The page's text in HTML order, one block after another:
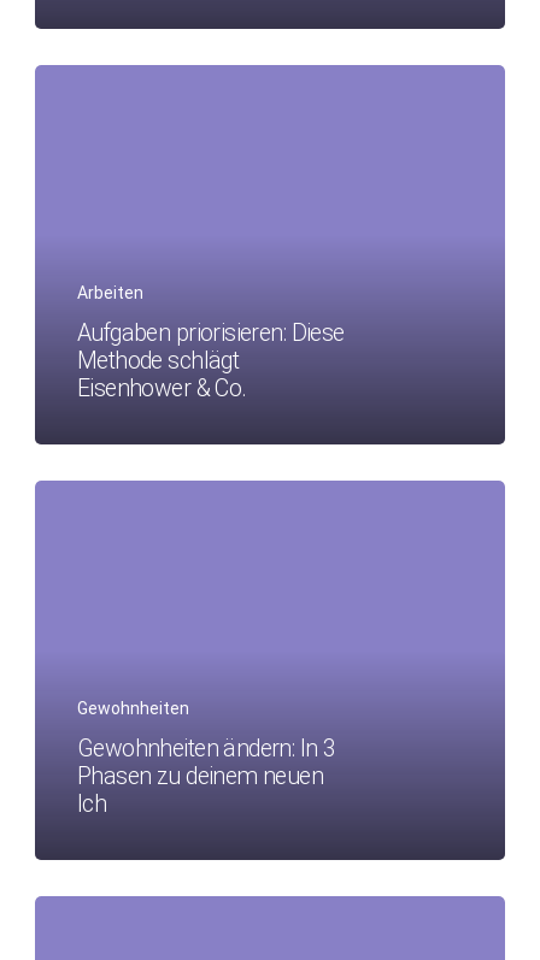
Arbeiten
Aufgaben priorisieren: Diese
Methode schlägt
Eisenhower & Co.
Gewohnheiten
Gewohnheiten ändern: In 3
Phasen zu deinem neuen
Ich